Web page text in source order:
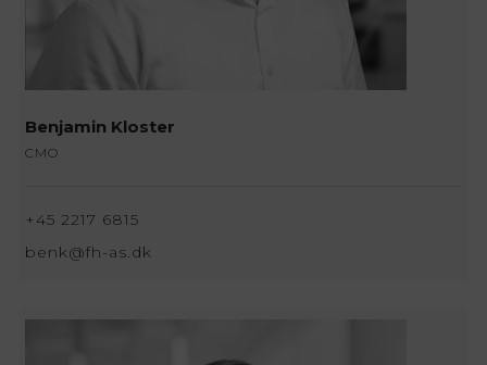
Benjamin Kloster
CMO
+45 2217 6815
benk@fh-as.dk